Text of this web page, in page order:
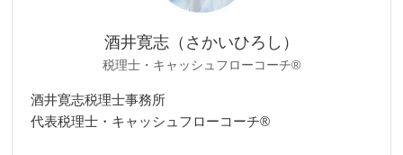
酒井寛志（さかいひろし）
税理士・キャッシュフローコーチ®
酒井寛志税理士事務所
代表税理士・キャッシュフローコーチ®